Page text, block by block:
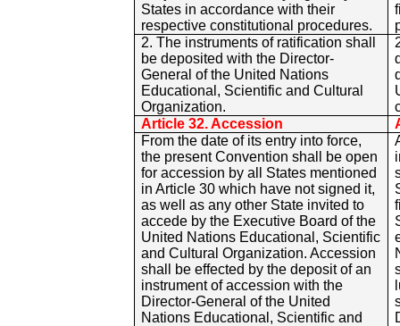
States in accordance with their
respective constitutional procedures.
2. The instruments of ratification shall
be deposited with the Director-
General of the United Nations
Educational, Scientific and Cultural
Organization.
Article 32. Accession
From the date of its entry into force,
the present Convention shall be open
for accession by all States mentioned
in Article 30 which have not signed it,
as well as any other State invited to
accede by the Executive Board of the
United Nations Educational, Scientific
and Cultural Organization. Accession
shall be effected by the deposit of an
instrument of accession with the
Director-General of the United
Nations Educational, Scientific and